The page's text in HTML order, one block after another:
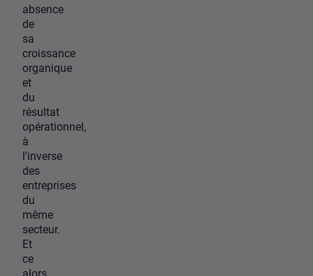
absence
de
sa
croissance
organique
et
du
résultat
opérationnel,
à
l'inverse
des
entreprises
du
même
secteur.
Et
ce
alors